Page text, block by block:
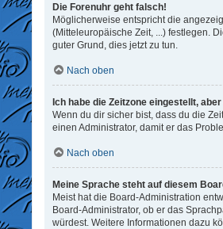
Die Forenuhr geht falsch!
Möglicherweise entspricht die
(Mitteleuropäische Zeit, ...) festlegen.
guter Grund, dies jetzt zu tun.
Nach oben
Ich habe die Zeitzone eingestellt,
Wenn du dir sicher bist, dass du die
einen Administrator, damit er das
Nach oben
Meine Sprache steht auf diesem
Meist hat die Board-Administration
Board-Administrator, ob er das
würdest. Weitere Informationen dazu